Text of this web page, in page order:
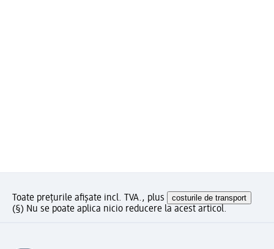
Toate prețurile afișate incl. TVA., plus costurile de transport
(§) Nu se poate aplica nicio reducere la acest articol.